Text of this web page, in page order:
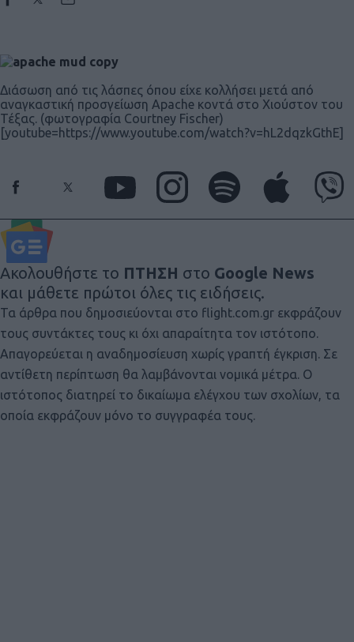
Διάσωση από τις λάσπες όπου είχε κολλήσει μετά από
αναγκαστική προσγείωση Apache κοντά στο Χιούστον του
Τέξας. (φωτογραφία Courtney Fischer)
[youtube=https://www.youtube.com/watch?v=hL2dqzkGthE]
Ακολουθήστε το ΠΤΗΣΗ στο Google News
και μάθετε πρώτοι όλες τις ειδήσεις.
Τα άρθρα που δημοσιεύονται στο flight.com.gr εκφράζουν
τους συντάκτες τους κι όχι απαραίτητα τον ιστότοπο.
Απαγορεύεται η αναδημοσίευση χωρίς γραπτή έγκριση. Σε
αντίθετη περίπτωση θα λαμβάνονται νομικά μέτρα. Ο
ιστότοπος διατηρεί το δικαίωμα ελέγχου των σχολίων, τα
οποία εκφράζουν μόνο το συγγραφέα τους.